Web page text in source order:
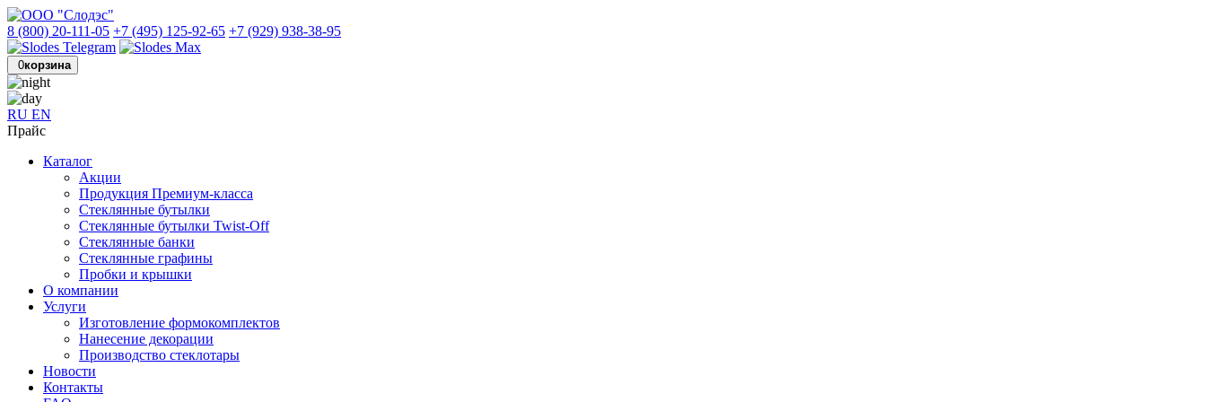
8 (800) 20-111-05 +7 (495) 125-92-65 +7 (929) 938-38-95
0корзина
RU EN
Прайс
Каталог
Акции
Продукция Премиум-класса
Стеклянные бутылки
Стеклянные бутылки Twist-Off
Стеклянные банки
Стеклянные графины
Пробки и крышки
О компании
Услуги
Изготовление формокомплектов
Нанесение декорации
Производство стеклотары
Новости
Контакты